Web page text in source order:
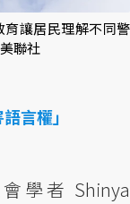
讓居民理解不同警
聯社
言權」
學者 Shinya